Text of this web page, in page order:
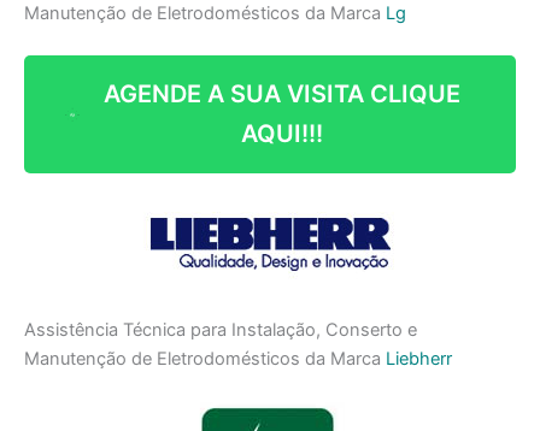
Manutenção de Eletrodomésticos da Marca Lg
AGENDE A SUA VISITA CLIQUE
AQUI!!!
Assistência Técnica para Instalação, Conserto e
Manutenção de Eletrodomésticos da Marca Liebherr